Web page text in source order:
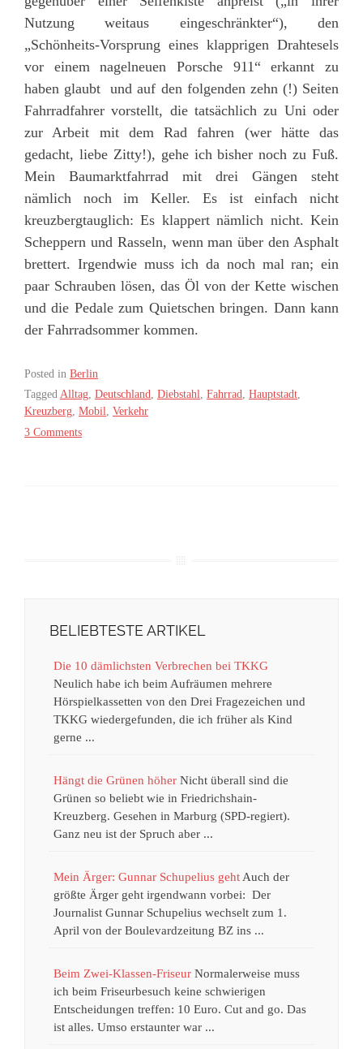
Nutzung weitaus eingeschränkter“), den
„Schönheits-Vorsprung eines klapprigen Drahtesels
vor einem nagelneuen Porsche 911“ erkannt zu
haben glaubt und auf den folgenden zehn (!) Seiten
Fahrradfahrer vorstellt, die tatsächlich zu Uni oder
zur Arbeit mit dem Rad fahren (wer hätte das
gedacht, liebe Zitty!), gehe ich bisher noch zu Fuß.
Mein Baumarktfahrrad mit drei Gängen steht
nämlich noch im Keller. Es ist einfach nicht
kreuzbergtauglich: Es klappert nämlich nicht. Kein
Scheppern und Rasseln, wenn man über den Asphalt
brettert. Irgendwie muss ich da noch mal ran; ein
paar Schrauben lösen, das Öl von der Kette wischen
und die Pedale zum Quietschen bringen. Dann kann
der Fahrradsommer kommen.
Posted in Berlin
Tagged Alltag, Deutschland, Diebstahl, Fahrrad, Hauptstadt,
Kreuzberg, Mobil, Verkehr
3 Comments
BELIEBTESTE ARTIKEL
Die 10 dämlichsten Verbrechen bei TKKG
Neulich habe ich beim Aufräumen mehrere
Hörspielkassetten von den Drei Fragezeichen und
TKKG wiedergefunden, die ich früher als Kind
gerne ...
Hängt die Grünen höher Nicht überall sind die
Grünen so beliebt wie in Friedrichshain-
Kreuzberg. Gesehen in Marburg (SPD-regiert).
Ganz neu ist der Spruch aber ...
Mein Ärger: Gunnar Schupelius geht Auch der
größte Ärger geht irgendwann vorbei: Der
Journalist Gunnar Schupelius wechselt zum 1.
April von der Boulevardzeitung BZ ins ...
Beim Zwei-Klassen-Friseur Normalerweise muss
ich beim Friseurbesuch keine schwierigen
Entscheidungen treffen: 10 Euro. Cut and go. Das
ist alles. Umso erstaunter war ...